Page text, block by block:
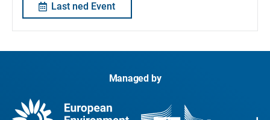
Last ned Event
Managed by